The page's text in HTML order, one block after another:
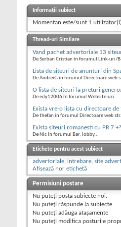
Informații subiect
Momentan este/sunt 1
Thread-uri Similare
Vand pachet advertoriale 13
De Serban Cristian în forumul Link-uri/
Lista de siteuri de anunturi din
De AndreiG în forumul Directoare web
O lista de siteuri la preturi
De edy12006 în forumul Website-uri
Exista vre-o lista cu directoare de
De thefan în forumul Directoare web
Exista siteuri romanesti cu PR 7 +?
De Nic în forumul Bar, lobby...
Etichete pentru acest subiect
advertoriale, intrebare, site
Afișează nor etichetă
Permisiuni postare
Nu puteţi posta subiecte noi.
Nu puteţi răspunde la subiecte
Nu puteţi adăuga ataşamente
Nu puteţi modifica posturile